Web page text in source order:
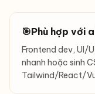
🎯Phù hợp với
Frontend dev, UI/
nhanh hoặc sinh
Tailwind/React/